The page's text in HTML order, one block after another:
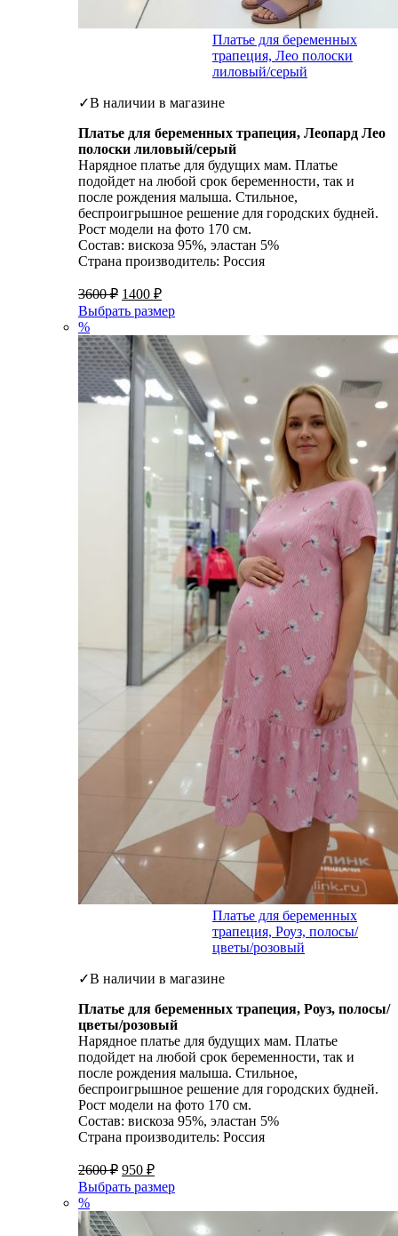
Платье для беременных
трапеция, Лео полоски
лиловый/серый
✓В наличии в магазине
Платье для беременных трапеция, Леопард Лео
полоски лиловый/серый
Нарядное платье для будущих мам. Платье
подойдет на любой срок беременности, так и
после рождения малыша. Стильное,
беспроигрышное решение для городских будней.
Рост модели на фото 170 см.
Состав: вискоза 95%, эластан 5%
Страна производитель: Россия
3600₽ 1400 ₽
Выбрать размер
%
Платье для беременных
трапеция, Роуз, полосы/
цветы/розовый
✓В наличии в магазине
Платье для беременных трапеция, Роуз, полосы/
цветы/розовый
Нарядное платье для будущих мам. Платье
подойдет на любой срок беременности, так и
после рождения малыша. Стильное,
беспроигрышное решение для городских будней.
Рост модели на фото 170 см.
Состав: вискоза 95%, эластан 5%
Страна производитель: Россия
2600₽ 950 ₽
Выбрать размер
%